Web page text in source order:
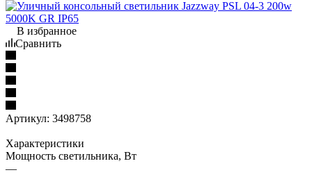
В избранное
Сравнить
Артикул: 3498758
Характеристики
Мощность светильника, Вт
—